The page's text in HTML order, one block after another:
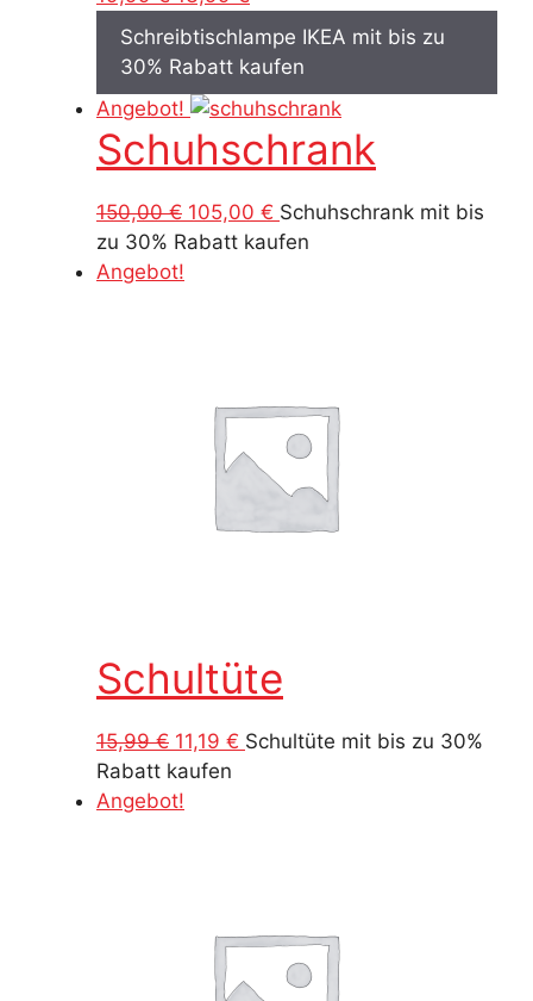
Preis
war:
19,99 €
ist:
13,99 €.
Schreibtischlampe IKEA mit bis zu
30% Rabatt kaufen
Angebot!
Schuhschrank
150,00€ Ursprünglicher
Preis
105,00 € Aktueller
Preis
Schuhschrank mit bis
zu 30% Rabatt kaufen
Angebot!
Schultüte
15,99€ Ursprünglicher
Preis
war:
11,19 € Aktueller
Schultüte mit bis zu 30%
Rabatt kaufen
Angebot!